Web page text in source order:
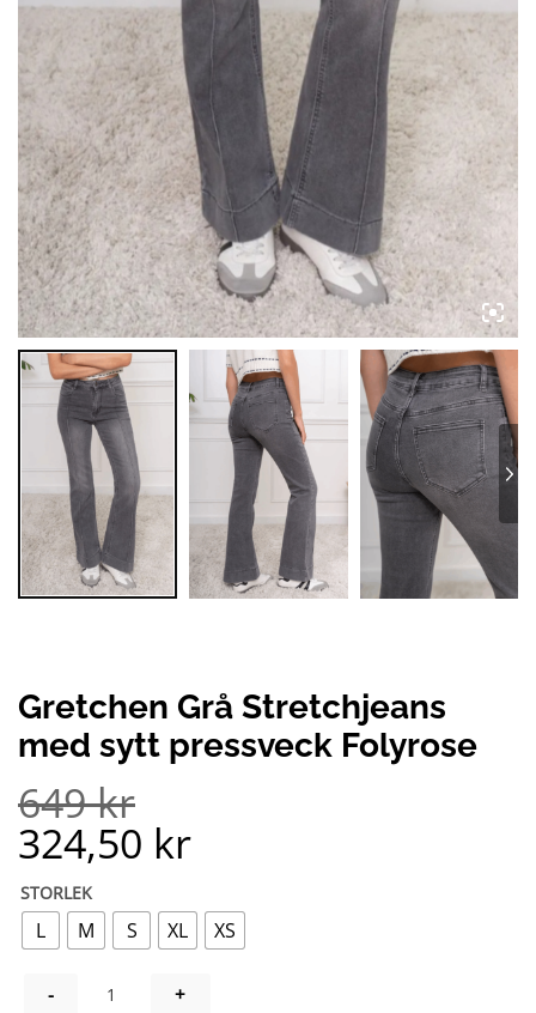
Gretchen Grå Stretchjeans
med sytt pressveck Folyrose
649kr
324,50 kr
STORLEK
L M S XL XS
GRETCHEN GRÅ STRETCHJEANS MED SYTT PRESSVECK